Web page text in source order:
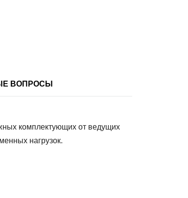
ВОПРОСЫ
комплектующих от ведущих
нагрузок.